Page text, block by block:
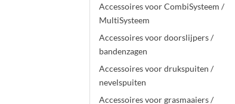
Accessoires voor CombiSysteem /
MultiSysteem
Accessoires voor doorslijpers /
bandenzagen
Accessoires voor drukspuiten /
nevelspuiten
Accessoires voor grasmaaiers /